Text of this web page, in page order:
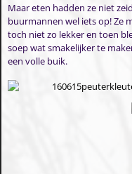
Maar eten hadden ze niet
buurmannen wel iets op! Ze
toch niet zo lekker en toen
soep wat smakelijker te
een volle buik.